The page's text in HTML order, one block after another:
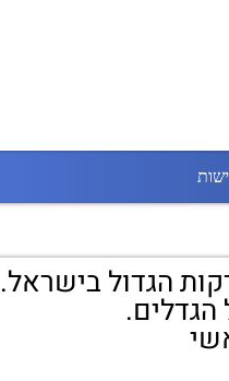
הגדול בישראל.
הגדלים.